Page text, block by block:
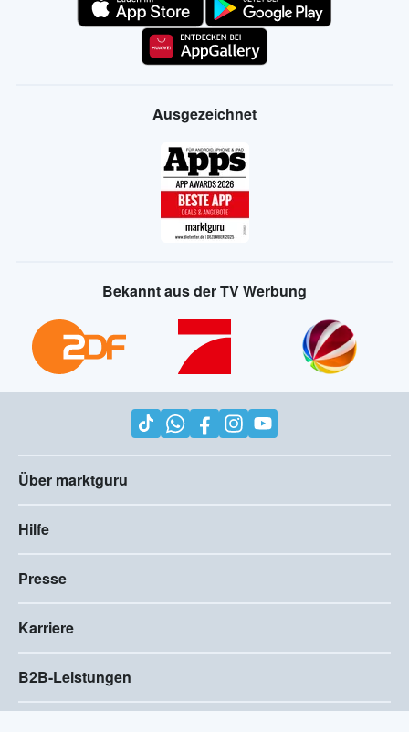
Ausgezeichnet
Bekannt aus der TV Werbung
Über marktguru
Hilfe
Presse
Karriere
B2B-Leistungen